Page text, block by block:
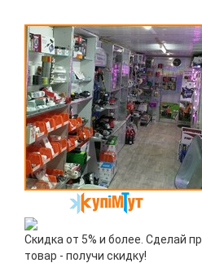
Скидка от 5% и более. Сделай
товар - получи скидку!